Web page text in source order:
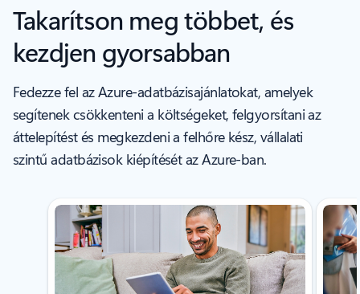
Takarítson meg többet, és
kezdjen gyorsabban
Fedezze fel az Azure-adatbázisajánlatokat, amelyek
segítenek csökkenteni a költségeket, felgyorsítani az
áttelepítést és megkezdeni a felhőre kész, vállalati
szintű adatbázisok kiépítését az Azure-ban.
1/5. dia megjelenítése